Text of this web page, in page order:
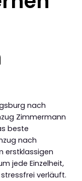
nach
Zimmermann
beste
nach
erstklassigen
jede Einzelheit,
verläuft.